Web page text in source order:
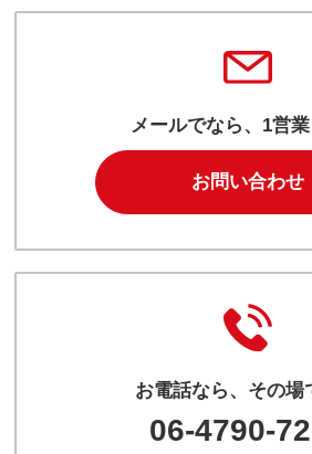
メールでなら、1営
お問い合わせ
お電話なら、その場
06-4790-